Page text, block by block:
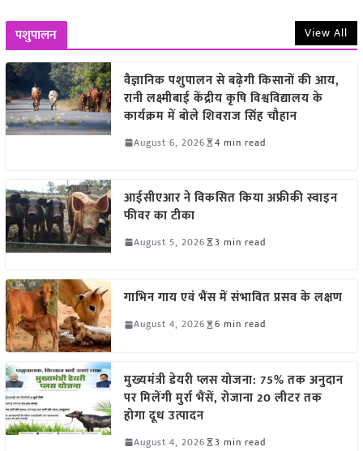
पशुपालन View All
वैज्ञानिक पशुपालन से बढ़ेगी किसानों की आय,
रानी लक्ष्मीबाई केंद्रीय कृषि विश्वविद्यालय के
कार्यक्रम में बोले शिवराज सिंह चौहान
August 6, 2026 4 min read
आईसीएआर ने विकसित किया अफ्रीकी स्वाइन
फीवर का टीका
August 5, 2026 3 min read
गाभिन गाय एवं भैंस में संभावित प्रसव के लक्षण
August 4, 2026 6 min read
मुख्यमंत्री डेयरी प्लस योजना: 75% तक अनुदान
पर मिलेंगी मुर्रा भैंसें, रोजाना 20 लीटर तक
होगा दूध उत्पादन
August 4, 2026 3 min read